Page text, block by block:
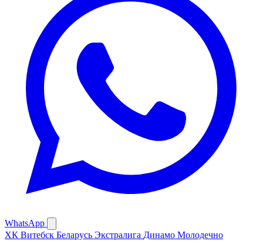
WhatsApp
ХК Витебск Беларусь Экстралига Динамо Молодечно